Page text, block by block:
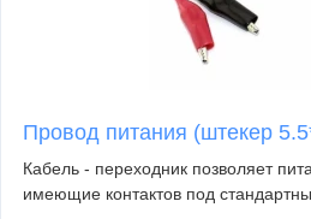
Провод питания (штекер
Кабель - переходник позволяет
имеющие контактов под